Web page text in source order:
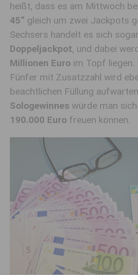
heißt, dass es am Mittwoch
45“ gleich um zwei Jackpots
Sechsers handelt es sich
Doppeljackpot, und dabei
Millionen Euro im Topf liegen.
Fünfer mit Zusatzzahl wird
beachtlichen Füllung
Sologewinnes würde man
190.000 Euro freuen können.